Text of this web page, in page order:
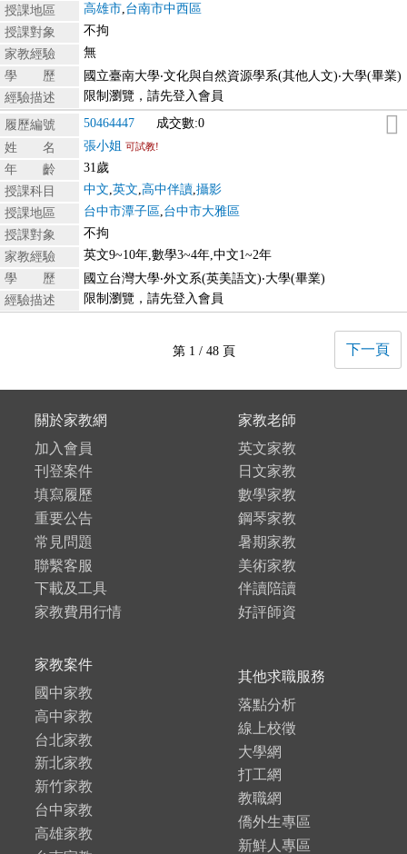
授課地區
高雄市 台南市中西區
授課對象
不拘
家教經驗
無
學 歷
國立臺南大學‧文化與自然資源學系(其他人文)‧大學(畢業)
經驗描述
限制瀏覽，請先登入會員
履歷編號 50464447
成交數:0
姓 名
張小姐 可試教!
年 齡
31歲
授課科目
中文 英文 高中伴讀 攝影
授課地區
台中市潭子區 台中市大雅區
授課對象
不拘
家教經驗
英文9~10年,數學3~4年,中文1~2年
學 歷
國立台灣大學‧外文系(英美語文)‧大學(畢業)
經驗描述
限制瀏覽，請先登入會員
第 1 / 48 頁 下一頁
關於家教網
加入會員
刊登案件
填寫履歷
重要公告
常見問題
聯繫客服
下載及工具
家教費用行情
家教老師
英文家教
日文家教
數學家教
鋼琴家教
暑期家教
美術家教
伴讀陪讀
好評師資
家教案件
國中家教
高中家教
台北家教
新北家教
新竹家教
台中家教
高雄家教
其他求職服務
落點分析
線上校徵
大學網
打工網
教職網
僑外生專區
新鮮人專區